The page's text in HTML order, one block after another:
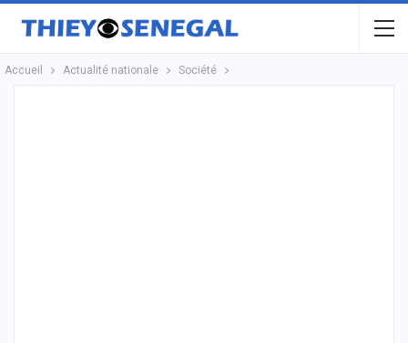
Accueil Actualité nationale Société